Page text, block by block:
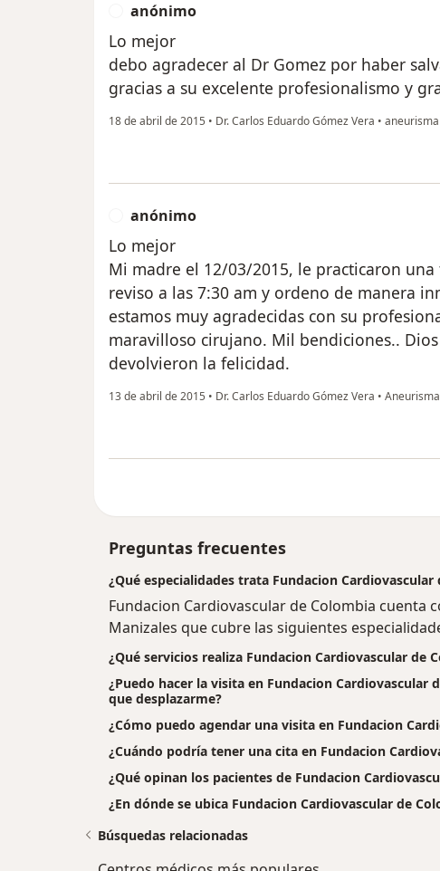
anónimo
Lo mejor
debo agradecer al Dr Gomez por haber
gracias a su excelente profesionalismo y
18 de abril de 2015 • Dr. Carlos Eduardo Gómez Vera •
anónimo
Lo mejor
Mi madre el 12/03/2015, le practicaron
reviso a las 7:30 am y ordeno de manera
estamos muy agradecidas con su
maravilloso cirujano. Mil bendiciones.. Dios
devolvieron la felicidad.
13 de abril de 2015 • Dr. Carlos Eduardo Gómez Vera •
Preguntas frecuentes
¿Qué especialidades trata Fundacion Cardiovascular
Fundacion Cardiovascular de Colombia cuenta
Manizales que cubre las siguientes
¿Qué servicios realiza Fundacion Cardiovascular de
¿Puedo hacer la visita en Fundacion Cardiovascular
que desplazarme?
¿Cómo puedo agendar una visita en Fundacion
¿Cuándo podría tener una cita en Fundacion
¿Qué opinan los pacientes de Fundacion
¿En dónde se ubica Fundacion Cardiovascular de
Búsquedas relacionadas